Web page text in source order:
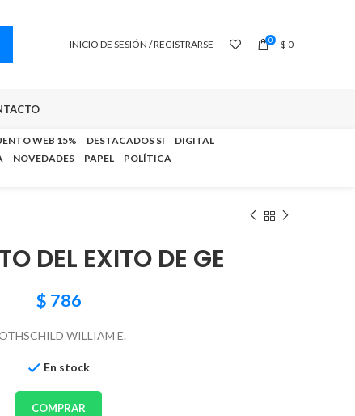
INICIO DE SESIÓN / REGISTRARSE 0 $ 0
WEB 15% DESTACADOS SI
DIGITAL
NOVEDADES PAPEL
POLÍTICA
DEL EXITO DE GE
$ 786
WILLIAM E.
En stock
COMPRAR